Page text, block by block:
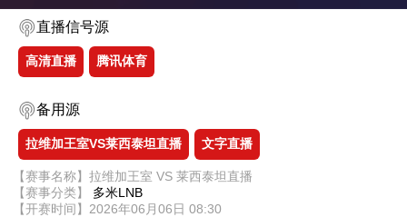
直播信号源
高清直播 腾讯体育
备用源
拉维加王室VS莱西泰坦直播 文字直播
【赛事名称】拉维加王室 VS 莱西泰坦直播
【赛事分类】 多米LNB
【开赛时间】2026年06月06日 08:30